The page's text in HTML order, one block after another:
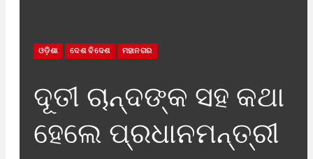
ଓଡ଼ିଶା ଦେଶ ବିଦେଶ ମହାନଗର
ଦୂତୀ ଚାନ୍ଦଙ୍କ ସହ କଥା
ହେଲେ ପ୍ରଧାନମନ୍ତ୍ରୀ